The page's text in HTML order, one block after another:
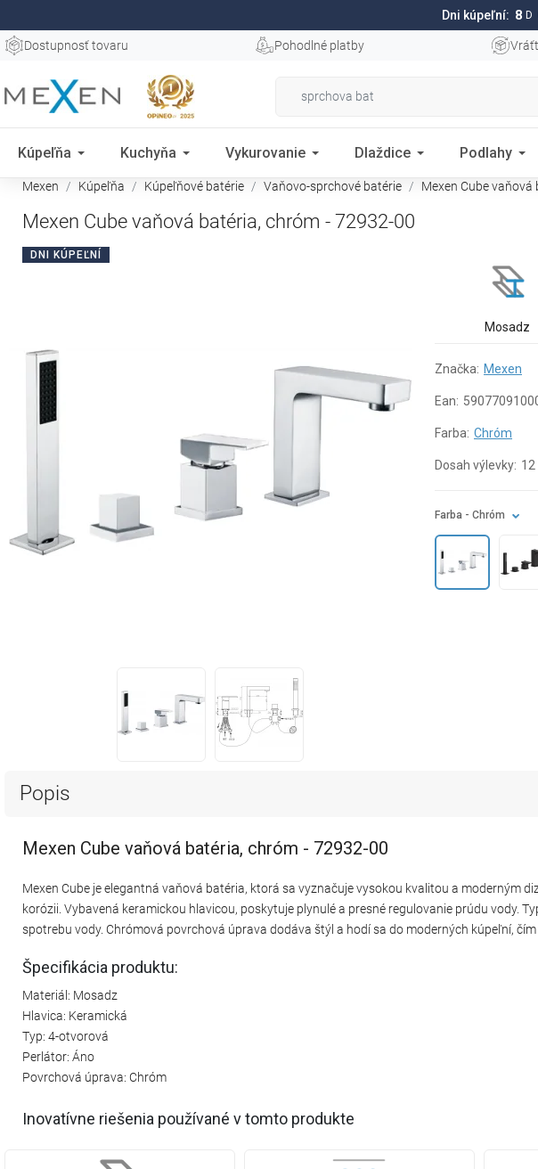
Dni kúpeľní: 8 D
Dostupnosť tovaru Pohodlné platby
Kúpeľňa Kuchyňa Vykurovanie Dlaždice Podlahy
Mexen Kúpeľňa Kúpeľňové batérie Vaňovo-sprchové batérie Mexen Cube
Mexen Cube vaňová batéria, chróm - 72932-00
DNI KÚPEĽNÍ
Mosadz
Značka: Mexen
Ean:
Farba: Chróm
Dosah výlevky: 12
Farba - Chróm
Popis
Mexen Cube vaňová batéria, chróm - 72932-00
Mexen Cube je elegantná vaňová batéria, ktorá sa vyznačuje vysokou kvalitou a moderným
korózii. Vybavená keramickou hlavicou, poskytuje plynulé a presné regulovanie prúdu vody.
spotrebu vody. Chrómová povrchová úprava dodáva štýl a hodí sa do moderných kúpeľní,
Špecifikácia produktu:
Materiál: Mosadz
Hlavica: Keramická
Typ: 4-otvorová
Perlátor: Áno
Povrchová úprava: Chróm
Inovatívne riešenia používané v tomto produkte